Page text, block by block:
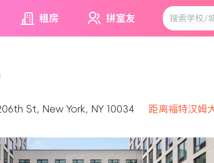
租房 拼室友
St, New York, NY 10034 距离福特汉姆